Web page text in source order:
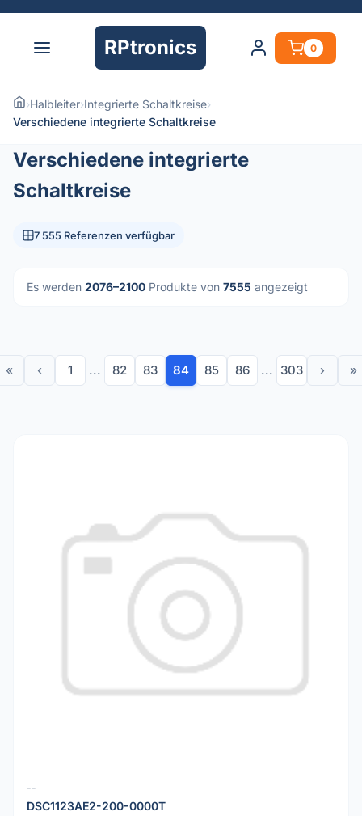
RPtronics 0
›Halbleiter›Integrierte Schaltkreise›
Verschiedene integrierte Schaltkreise
Verschiedene integrierte
Schaltkreise
7 555 Referenzen verfügbar
Es werden 2076–2100 Produkte von 7555 angezeigt
« ‹ 1 ... 82 83 84 85 86 ... 303 › »
--
DSC1123AE2-200-0000T